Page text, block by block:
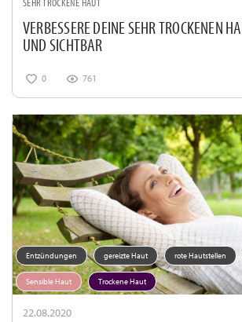
VERBESSERE DEINE SEHR TROCKENEN
UND SICHTBAR
0 761
Entzündungen gereizte Haut rote Hautstellen
Sensible Haut Trockene Haut
22.08.2020